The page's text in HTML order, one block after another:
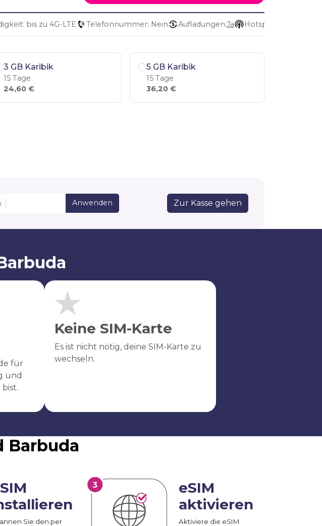
bis zu 4G-LTE Telefonnummer: Nein Aufladungen:Ja Hotspot: Ja
3 GB Karibik
15 Tage
24,60 €
5 GB Karibik
15 Tage
36,20 €
Anwenden Zur Kasse gehen
für
und
Keine SIM-Karte
Es ist nicht nötig, deine SIM-Karte zu
wechseln.
Barbuda
Sie den per
eSIM
aktivieren
Aktiviere die eSIM